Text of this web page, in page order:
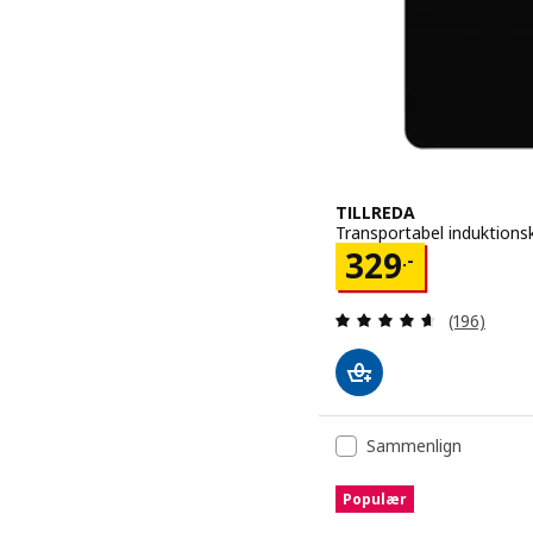
TILLREDA
Transportabel
329.-
Pris 329.-
Anmeld:
(196)
Sammenlign
Populær